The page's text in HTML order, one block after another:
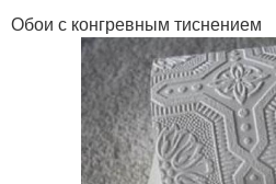
Обои с конгревным тиснением